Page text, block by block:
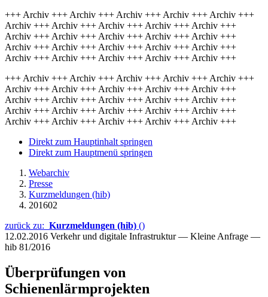
+++ Archiv +++ Archiv +++ Archiv +++ Archiv +++ Archiv +++
Archiv +++ Archiv +++ Archiv +++ Archiv +++ Archiv +++
Archiv +++ Archiv +++ Archiv +++ Archiv +++ Archiv +++
Archiv +++ Archiv +++ Archiv +++ Archiv +++ Archiv +++
Archiv +++ Archiv +++ Archiv +++ Archiv +++ Archiv +++
+++ Archiv +++ Archiv +++ Archiv +++ Archiv +++ Archiv +++
Archiv +++ Archiv +++ Archiv +++ Archiv +++ Archiv +++
Archiv +++ Archiv +++ Archiv +++ Archiv +++ Archiv +++
Archiv +++ Archiv +++ Archiv +++ Archiv +++ Archiv +++
Archiv +++ Archiv +++ Archiv +++ Archiv +++ Archiv +++
Direkt zum Hauptinhalt springen
Direkt zum Hauptmenü springen
Webarchiv
Presse
Kurzmeldungen (hib)
201602
zurück zu: Kurzmeldungen (hib) ()
12.02.2016 Verkehr und digitale Infrastruktur — Kleine Anfrage —
hib 81/2016
Überprüfungen von
Schienenlärmprojekten